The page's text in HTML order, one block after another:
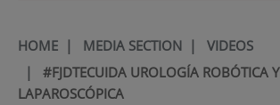
HOME| MEDIA SECTION| VIDEOS
| #FJDTECUIDA UROLOGÍA ROBÓTICA Y
LAPAROSCÓPICA